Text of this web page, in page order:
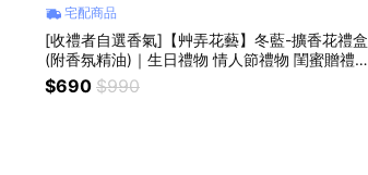
宅配商品
[收禮者自選香氣]【艸弄花藝】冬藍-擴香花禮盒
(附香氛精油)｜生日禮物 情人節禮物 閨蜜贈禮
紓壓小物 永生花 乾燥花
$690 $990